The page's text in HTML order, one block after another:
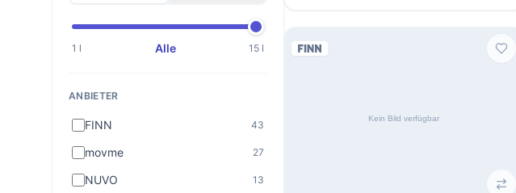
1 l Alle 15 l
ANBIETER
FINN 43
movme 27
NUVO 13